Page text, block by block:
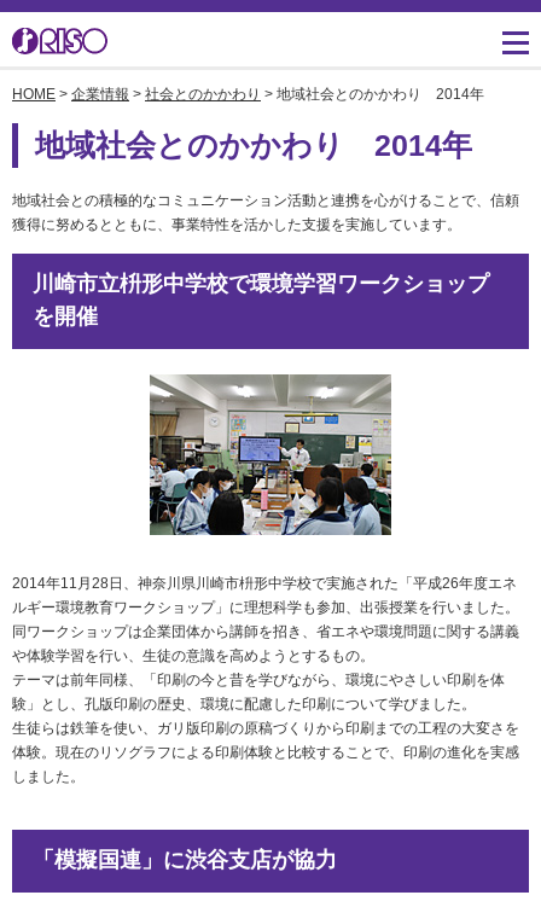
お役立ち記事
素材ダウンロード
よくあるご質問（FAQ）
製品についてのお問い合
わせ一覧
閉じる
理想科学のものづくり
数字でわかる理想科学
鹿島アントラーズ応援サ
イト
閉じる
マネジメント
事業拠点一覧
採用情報
株主・投資家情報
環境への取り組み
閉じる
HOME > 企業情報 > 社会とのかかわり > 地域社会とのかかわり 2014年
地域社会とのかかわり 2014年
地域社会との積極的なコミュニケーション活動と連携を心がけることで、信頼
獲得に努めるとともに、事業特性を活かした支援を実施しています。
川崎市立枡形中学校で環境学習ワークショップ
を開催
2014年11月28日、神奈川県川崎市枡形中学校で実施された「平成26年度エネ
ルギー環境教育ワークショップ」に理想科学も参加、出張授業を行いました。
同ワークショップは企業団体から講師を招き、省エネや環境問題に関する講義
や体験学習を行い、生徒の意識を高めようとするもの。
テーマは前年同様、「印刷の今と昔を学びながら、環境にやさしい印刷を体
験」とし、孔版印刷の歴史、環境に配慮した印刷について学びました。
生徒らは鉄筆を使い、ガリ版印刷の原稿づくりから印刷までの工程の大変さを
体験。現在のリソグラフによる印刷体験と比較することで、印刷の進化を実感
しました。
「模擬国連」に渋谷支店が協力